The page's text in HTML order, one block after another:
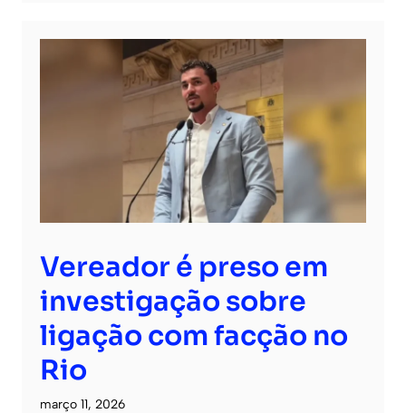
Vereador é preso em
investigação sobre
ligação com facção no
Rio
março 11, 2026